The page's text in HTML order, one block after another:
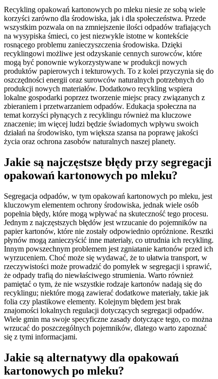
Recykling opakowań kartonowych po mleku niesie ze sobą wiele
korzyści zarówno dla środowiska, jak i dla społeczeństwa. Przede
wszystkim pozwala on na zmniejszenie ilości odpadów trafiających
na wysypiska śmieci, co jest niezwykle istotne w kontekście
rosnącego problemu zanieczyszczenia środowiska. Dzięki
recyklingowi możliwe jest odzyskanie cennych surowców, które
mogą być ponownie wykorzystywane w produkcji nowych
produktów papierowych i tekturowych. To z kolei przyczynia się do
oszczędności energii oraz surowców naturalnych potrzebnych do
produkcji nowych materiałów. Dodatkowo recykling wspiera
lokalne gospodarki poprzez tworzenie miejsc pracy związanych z
zbieraniem i przetwarzaniem odpadów. Edukacja społeczna na
temat korzyści płynących z recyklingu również ma kluczowe
znaczenie; im więcej ludzi będzie świadomych wpływu swoich
działań na środowisko, tym większa szansa na poprawę jakości
życia oraz ochrona zasobów naturalnych naszej planety.
Jakie są najczęstsze błędy przy segregacji
opakowań kartonowych po mleku?
Segregacja odpadów, w tym opakowań kartonowych po mleku, jest
kluczowym elementem ochrony środowiska, jednak wiele osób
popełnia błędy, które mogą wpływać na skuteczność tego procesu.
Jednym z najczęstszych błędów jest wrzucanie do pojemników na
papier kartonów, które nie zostały odpowiednio opróżnione. Resztki
płynów mogą zanieczyścić inne materiały, co utrudnia ich recykling.
Innym powszechnym problemem jest zgniatanie kartonów przed ich
wyrzuceniem. Choć może się wydawać, że to ułatwia transport, w
rzeczywistości może prowadzić do pomyłek w segregacji i sprawić,
że odpady trafią do niewłaściwego strumienia. Warto również
pamiętać o tym, że nie wszystkie rodzaje kartonów nadają się do
recyklingu; niektóre mogą zawierać dodatkowe materiały, takie jak
folia czy plastikowe elementy. Kolejnym błędem jest brak
znajomości lokalnych regulacji dotyczących segregacji odpadów.
Wiele gmin ma swoje specyficzne zasady dotyczące tego, co można
wrzucać do poszczególnych pojemników, dlatego warto zapoznać
się z tymi informacjami.
Jakie są alternatywy dla opakowań
kartonowych po mleku?